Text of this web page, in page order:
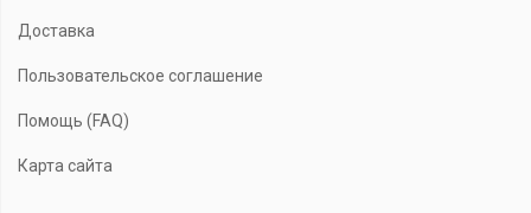
Доставка
Пользовательское соглашение
Помощь (FAQ)
Карта сайта